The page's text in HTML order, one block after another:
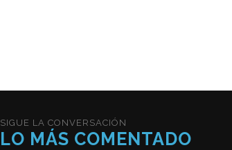
SIGUE LA CONVERSACIÓN
LO MÁS COMENTADO